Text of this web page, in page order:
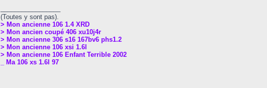
(Toutes y sont pas).
> Mon ancienne 106 1.4 XRD
> Mon ancien coupé 406 xu10j4r
> Mon ancienne 306 s16 167bv6 phs1.2
> Mon ancienne 106 xsi 1.6l
> Mon ancienne 106 Enfant Terrible 2002
_ Ma 106 xs 1.6l 97